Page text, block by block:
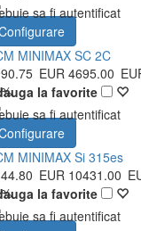
sa fi autentificat
MINIMAX SC 2C
EUR 4695.00
la favorite
sa fi autentificat
MINIMAX Si 315es
EUR 10431.00
la favorite
sa fi autentificat